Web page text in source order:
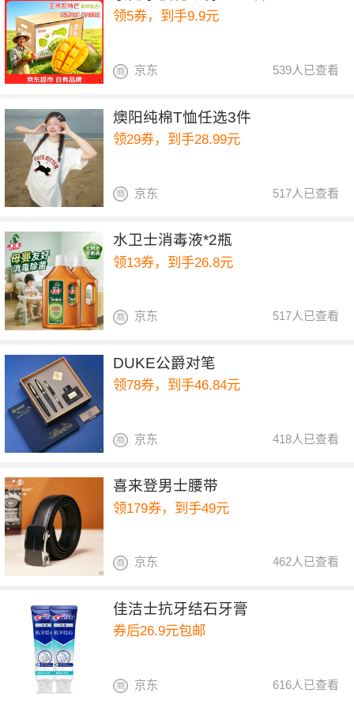
领5券，到手9.9元
539人已查看
京东
燠阳纯棉T恤任选3件
领29券，到手28.99元
517人已查看
京东
水卫士消毒液*2瓶
领13券，到手26.8元
517人已查看
京东
DUKE公爵对笔
领78券，到手46.84元
418人已查看
京东
喜来登男士腰带
领179券，到手49元
462人已查看
京东
佳洁士抗牙结石牙膏
券后26.9元包邮
616人已查看
京东